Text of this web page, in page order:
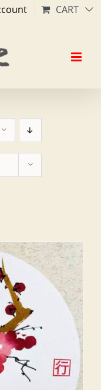
CART